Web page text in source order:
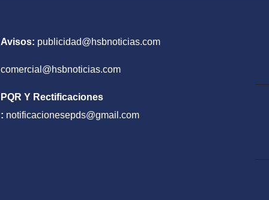
Avisos: publicidad@hsbnoticias.com
comercial@hsbnoticias.com
PQR Y Rectificaciones
: notificacionesepds@gmail.com